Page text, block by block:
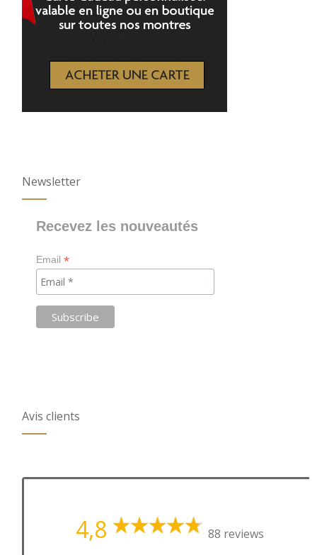
Newsletter
Recevez les nouveautés
Email*
Avis clients
4,8 88 reviews